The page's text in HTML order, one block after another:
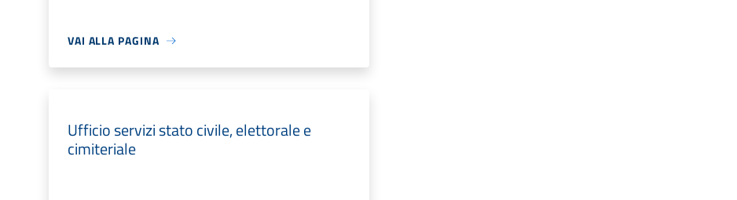
VAI ALLA PAGINA
Ufficio servizi stato civile, elettorale e
cimiteriale